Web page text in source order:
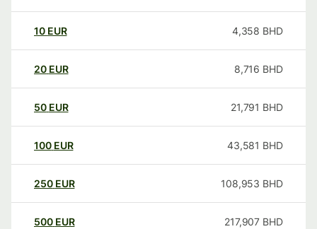
10 EUR 4,358 BHD
20 EUR 8,716 BHD
50 EUR 21,791 BHD
100 EUR 43,581 BHD
250 EUR 108,953 BHD
500 EUR 217,907 BHD